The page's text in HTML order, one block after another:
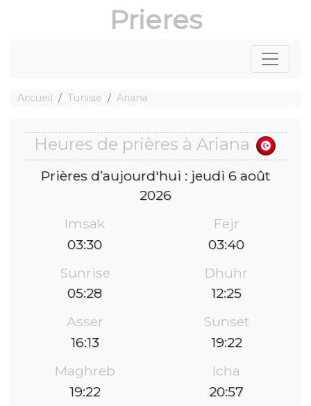
Prieres
Accueil Tunisie Ariana
Heures de prières à Ariana
Prières d’aujourd'hui : jeudi 6 août
2026
Imsak
03:30
Fejr
03:40
Sunrise
05:28
Dhuhr
12:25
Asser
16:13
Sunset
19:22
Maghreb
19:22
Icha
20:57